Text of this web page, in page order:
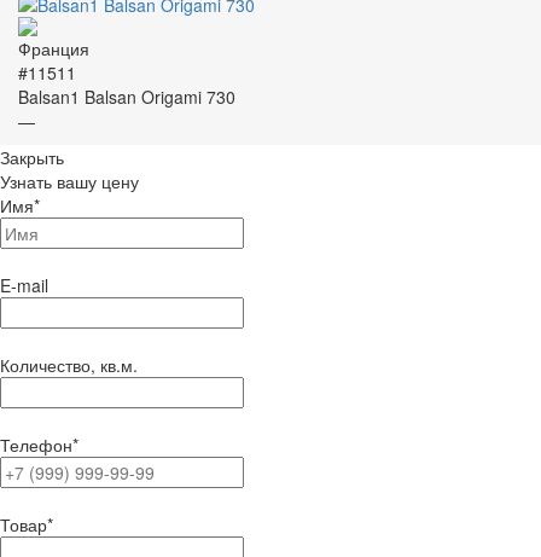
#11511
Balsan1 Balsan Origami 730
—
Закрыть
Узнать вашу цену
Имя*
E-mail
Количество, кв.м.
Телефон*
Товар*